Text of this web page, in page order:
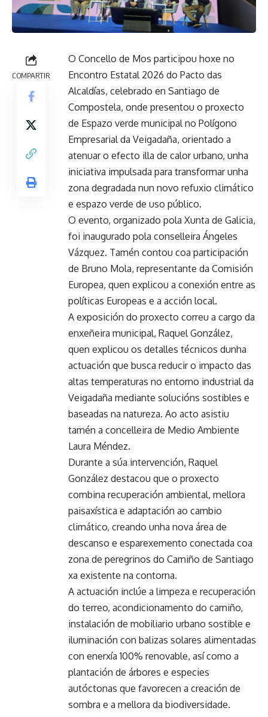
COMPARTIR
O Concello de Mos participou hoxe no
Encontro Estatal 2026 do Pacto das
Alcaldías, celebrado en Santiago de
Compostela, onde presentou o proxecto
de Espazo verde municipal no Polígono
Empresarial da Veigadaña, orientado a
atenuar o efecto illa de calor urbano, unha
iniciativa impulsada para transformar unha
zona degradada nun novo refuxio climático
e espazo verde de uso público.
O evento, organizado pola Xunta de Galicia,
foi inaugurado pola conselleira Ángeles
Vázquez. Tamén contou coa participación
de Bruno Mola, representante da Comisión
Europea, quen explicou a conexión entre as
políticas Europeas e a acción local.
A exposición do proxecto correu a cargo da
enxeñeira municipal, Raquel González,
quen explicou os detalles técnicos dunha
actuación que busca reducir o impacto das
altas temperaturas no entorno industrial da
Veigadaña mediante solucións sostibles e
baseadas na natureza. Ao acto asistiu
tamén a concelleira de Medio Ambiente
Laura Méndez.
Durante a súa intervención, Raquel
González destacou que o proxecto
combina recuperación ambiental, mellora
paisaxística e adaptación ao cambio
climático, creando unha nova área de
descanso e esparexemento conectada coa
zona de peregrinos do Camiño de Santiago
xa existente na contorna.
A actuación inclúe a limpeza e recuperación
do terreo, acondicionamento do camiño,
instalación de mobiliario urbano sostible e
iluminación con balizas solares alimentadas
con enerxía 100% renovable, así como a
plantación de árbores e especies
autóctonas que favorecen a creación de
sombra e a mellora da biodiversidade.